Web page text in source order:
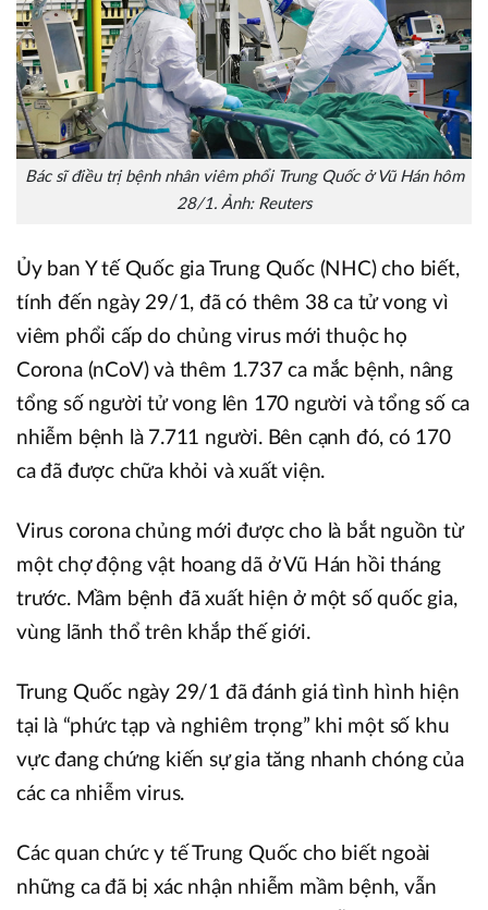
Bác sĩ điều trị bệnh nhân viêm phổi Trung Quốc ở Vũ Hán hôm
28/1. Ảnh: Reuters
Ủy ban Y tế Quốc gia Trung Quốc (NHC) cho biết,
tính đến ngày 29/1, đã có thêm 38 ca tử vong vì
viêm phổi cấp do chủng virus mới thuộc họ
Corona (nCoV) và thêm 1.737 ca mắc bệnh, nâng
tổng số người tử vong lên 170 người và tổng số ca
nhiễm bệnh là 7.711 người. Bên cạnh đó, có 170
ca đã được chữa khỏi và xuất viện.
Virus corona chủng mới được cho là bắt nguồn từ
một chợ động vật hoang dã ở Vũ Hán hồi tháng
trước. Mầm bệnh đã xuất hiện ở một số quốc gia,
vùng lãnh thổ trên khắp thế giới.
Trung Quốc ngày 29/1 đã đánh giá tình hình hiện
tại là “phức tạp và nghiêm trọng” khi một số khu
vực đang chứng kiến sự gia tăng nhanh chóng của
các ca nhiễm virus.
Các quan chức y tế Trung Quốc cho biết ngoài
những ca đã bị xác nhận nhiễm mầm bệnh, vẫn